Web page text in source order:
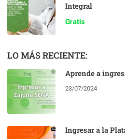
Integral
Gratis
LO MÁS RECIENTE:
Aprende a
23/07/2024
Ingresar a la